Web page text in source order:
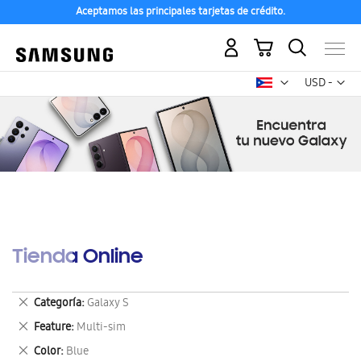
Aceptamos las principales tarjetas de crédito.
USD -
dólar
Mi carrito
Tienda Online
Categoría Galaxy S
Eliminar
este
artículo
Feature Multi-sim
Eliminar
este
Color Blue
Eliminar